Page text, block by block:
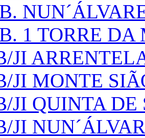
1 TORRE
JI
JI MONTE
JI QUINTA DE
JI